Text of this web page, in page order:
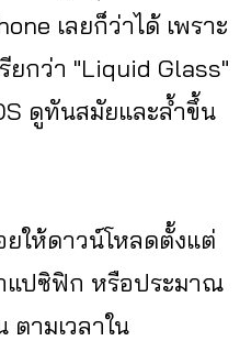
เลยก็ว่าได้ เพราะ
ยกว่า "Liquid Glass"
ดูทันสมัยและล้ำขึ้น
ยให้ดาวน์โหลดตั้งแต่
าแปซิฟิก หรือประมาณ
ตามเวลาใน